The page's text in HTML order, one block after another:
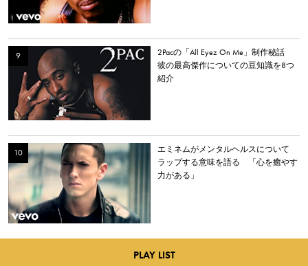
2Pacの「All Eyez On Me」制作秘話
彼の最高傑作についての豆知識を8つ
紹介
エミネムがメンタルヘルスについて
ラップする意味を語る 「心を癒やす
力がある」
PLAY LIST